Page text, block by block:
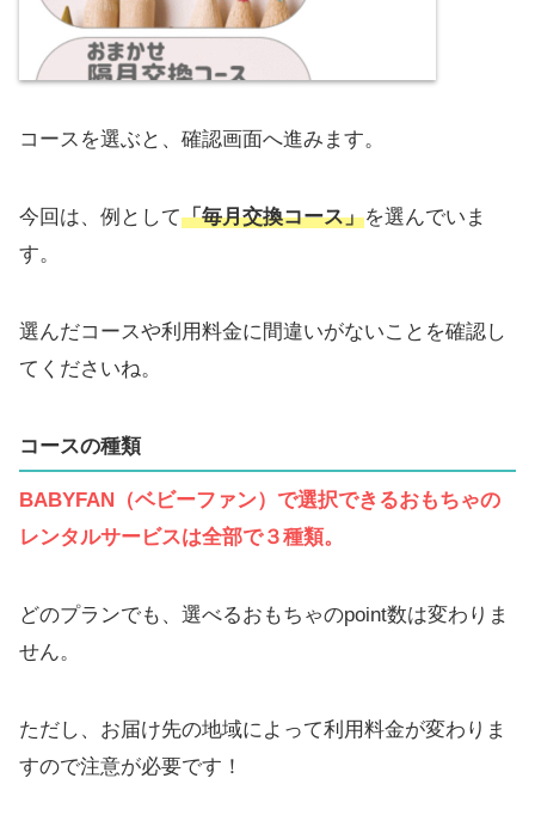
コースを選ぶと、確認画面へ進みます。
今回は、例として「毎月交換コース」を選んでいま
す。
選んだコースや利用料金に間違いがないことを確認し
てくださいね。
コースの種類
BABYFAN（ベビーファン）で選択できるおもちゃの
レンタルサービスは全部で３種類。
どのプランでも、選べるおもちゃのpoint数は変わりま
せん。
ただし、お届け先の地域によって利用料金が変わりま
すので注意が必要です！